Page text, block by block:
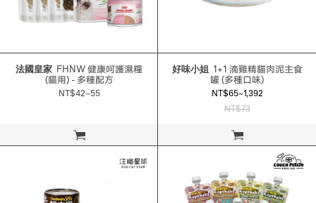
立即購買
法國皇家
(貓用) - 多種配方
NT$42~55
立即購買
好味小姐1+1 滴雞精貓肉泥主食
罐 (多種口味)
NT$65~1,392
NT$73